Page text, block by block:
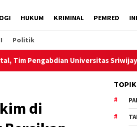
HUKUM KRIMINAL PEMRED
Politik
Sriwijaya Kenalkan
di